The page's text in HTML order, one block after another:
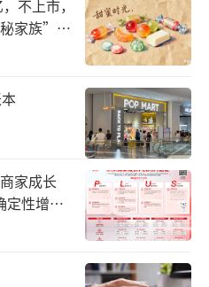
，高性价比的鲜肉食材
软骨的冷鲜猪肋排、澳
冷牛排、买一赠一的和
入购物车。7日鲜蛋凭
”的品质承诺，成为民
市民抢购。工作人员频
群中，“上海人做菜讲
，给孩子做蛋羹、炒鸡
吃着安心”，一位市民
边人推荐。
不上市，
家族”浮
家成长
定性增长